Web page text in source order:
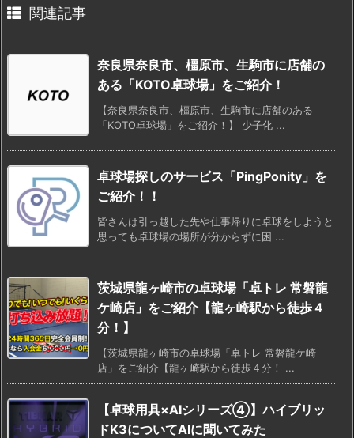
関連記事
奈良県奈良市、橿原市、生駒市に店舗の
ある「KOTO卓球場」をご紹介！
【奈良県奈良市、橿原市、生駒市に店舗のある
「KOTO卓球場」をご紹介！】 少子化 ...
卓球場探しのサービス「PingPonity」を
ご紹介！！
皆さんは引っ越した先や仕事帰りに卓球をしようと
思っても卓球場の場所が分からずに困 ...
茨城県龍ヶ崎市の卓球場「卓トレ 常磐龍
ケ崎店」をご紹介【龍ヶ崎駅から徒歩４
分！】
【茨城県龍ヶ崎市の卓球場「卓トレ 常磐龍ケ崎
店」をご紹介【龍ヶ崎駅から徒歩４分！ ...
【卓球用具×AIシリーズ④】ハイブリッ
ドK3についてAIに聞いてみた